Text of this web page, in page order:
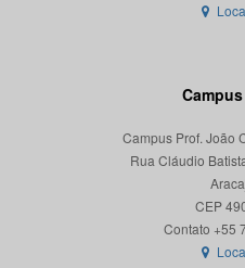
Campus Prof. João
Rua Cláudio
CEP